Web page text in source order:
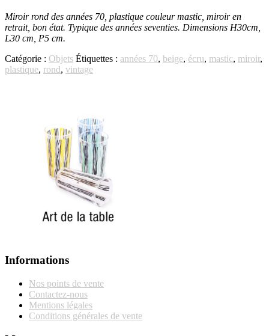
Miroir rond des années 70, plastique couleur mastic, miroir en
retrait, bon état. Typique des années seventies. Dimensions H30cm,
L30 cm, P5 cm.
Catégorie : Objets Étiquettes : années 70, beige, écru, mastic, miroir,
plastique, rond, vintage
Informations
Nos points de vente
Contactez-nous
Mentions légales
Conditions générales de vente